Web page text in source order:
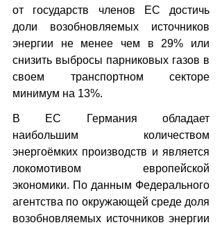
от государств членов ЕС достичь
доли возобновляемых источников
энергии не менее чем в 29% или
снизить выбросы парниковых газов в
своем транспортном секторе
минимум на 13%.
В ЕС Германия обладает
наибольшим количеством
энергоёмких производств и является
локомотивом европейской
экономики. По данным Федерального
агентства по окружающей среде доля
возобновляемых источников энергии